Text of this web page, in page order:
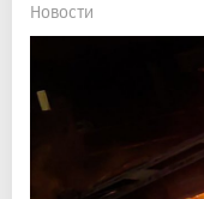
Новости